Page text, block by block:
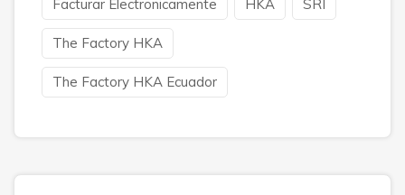
Facturar Electronicamente HKA SRI
The Factory HKA
The Factory HKA Ecuador